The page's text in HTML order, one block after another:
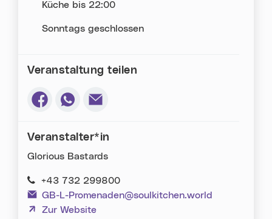
Küche bis 22:00
Sonntags geschlossen
Veranstaltung teilen
Veranstalter*in
Glorious Bastards
+43 732 299800
GB-L-Promenaden@soulkitchen.world
Zur Website
(neues Fenster)